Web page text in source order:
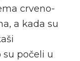
crveno-
a kada su
su počeli u